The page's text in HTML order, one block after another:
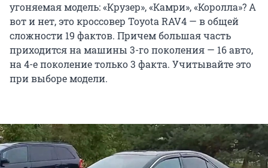
угоняемая модель: «Крузер», «Камри», «Королла»? А
вот и нет, это кроссовер Toyota RAV4 — в общей
сложности 19 фактов. Причем большая часть
приходится на машины 3-го поколения — 16 авто,
на 4-е поколение только 3 факта. Учитывайте это
при выборе модели.